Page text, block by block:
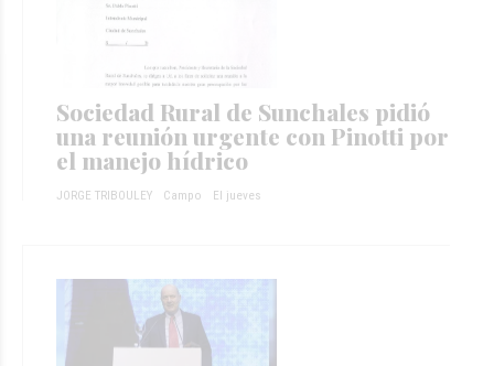
Sociedad Rural de Sunchales pidió
una reunión urgente con Pinotti por
el manejo hídrico
JORGE TRIBOULEY Campo El jueves